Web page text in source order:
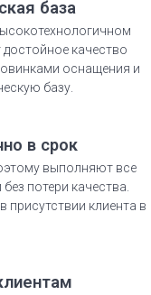
база
качество
оснащения и
базу.
в срок
выполняют все
потери качества.
присутствии клиента в